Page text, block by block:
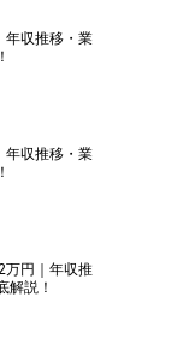
年収推移・業
年収推移・業
万円｜年収推
解説！